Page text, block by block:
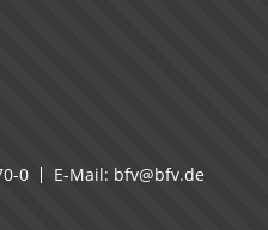
0 E-Mail: bfv@bfv.de